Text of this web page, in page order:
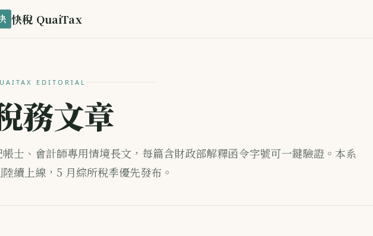
快稅 QuaiTax
EDITORIAL
務文章
帳士、會計師專用情境長文，每篇含財政部解釋函令字號可一鍵驗證。本系
陸續上線，5 月綜所稅季優先發布。